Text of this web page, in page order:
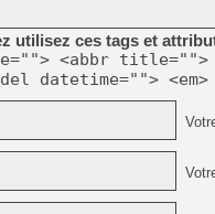
utilisez ces tags et
<abbr title="">
datetime="">